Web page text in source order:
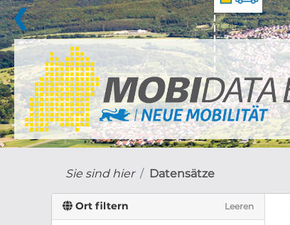
❮
Sie sind hier Datensätze
Ort filtern Leeren